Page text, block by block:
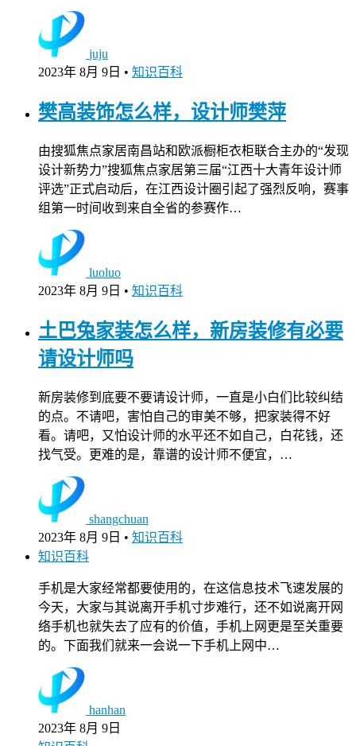
juju
2023年 8月 9日 • 知识百科
樊高装饰怎么样，设计师樊萍
由搜狐焦点家居南昌站和欧派橱柜衣柜联合主办的“发现
设计新势力”搜狐焦点家居第三届“江西十大青年设计师
评选”正式启动后，在江西设计圈引起了强烈反响，赛事
组第一时间收到来自全省的参赛作…
luoluo
2023年 8月 9日 • 知识百科
土巴兔家装怎么样，新房装修有必要
请设计师吗
新房装修到底要不要请设计师，一直是小白们比较纠结
的点。不请吧，害怕自己的审美不够，把家装得不好
看。请吧，又怕设计师的水平还不如自己，白花钱，还
找气受。更难的是，靠谱的设计师不便宜，…
shangchuan
2023年 8月 9日 • 知识百科
知识百科
手机是大家经常都要使用的，在这信息技术飞速发展的
今天，大家与其说离开手机寸步难行，还不如说离开网
络手机也就失去了应有的价值，手机上网更是至关重要
的。下面我们就来一会说一下手机上网中…
hanhan
2023年 8月 9日